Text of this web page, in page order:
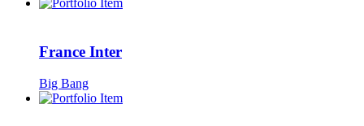
France Inter
Big Bang